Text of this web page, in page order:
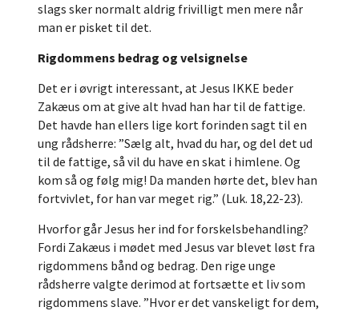
slags sker normalt aldrig frivilligt men mere når
man er pisket til det.
Rigdommens bedrag og velsignelse
Det er i øvrigt interessant, at Jesus IKKE beder
Zakæus om at give alt hvad han har til de fattige.
Det havde han ellers lige kort forinden sagt til en
ung rådsherre: ”Sælg alt, hvad du har, og del det ud
til de fattige, så vil du have en skat i himlene. Og
kom så og følg mig! Da manden hørte det, blev han
fortvivlet, for han var meget rig.” (Luk. 18,22-23).
Hvorfor går Jesus her ind for forskelsbehandling?
Fordi Zakæus i mødet med Jesus var blevet løst fra
rigdommens bånd og bedrag. Den rige unge
rådsherre valgte derimod at fortsætte et liv som
rigdommens slave. ”Hvor er det vanskeligt for dem,